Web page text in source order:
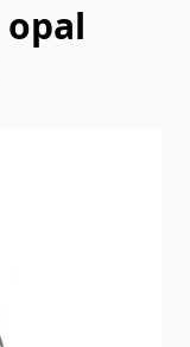
opal